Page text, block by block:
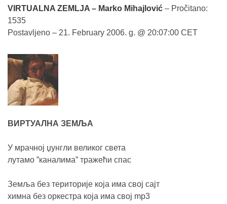
VIRTUALNA ZEMLJA – Marko Mihajlović – Pročitano:
1535
Postavljeno – 21. February 2006. g. @ 20:07:00 CET
ВИРТУАЛНА ЗЕМЉА
У мрачној џунгли великог света
лутамо ”каналима” тражећи спас
Земља без територије која има свој сајт
химна без оркестра која има свој mp3